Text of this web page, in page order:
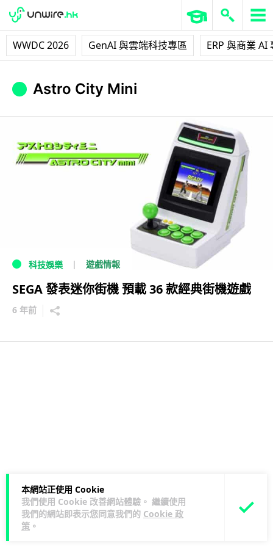
WWDC 2026 GenAI 與雲端科技專區 ERP 與商業 AI
本網站正使用 Cookie
我們使用 Cookie 改善網站體驗。 繼續使用
我們的網站即表示您同意我們的 Cookie 政
策 。
Astro City Mini
科技娛樂 遊戲情報
SEGA 發表迷你街機 預載 36 款經典街機遊戲
6 年前